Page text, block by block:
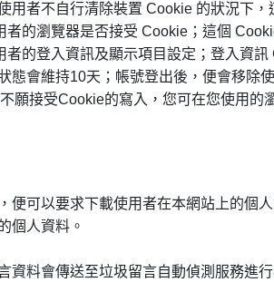
用者不自行清除裝置 Cookie 的狀況下
的瀏覽器是否接受 Cookie；這個
的登入資訊及顯示項目設定；登入資
態會維持10天；帳號登出後，便會移
願接受Cookie的寫入，您可在您使用
便可以要求下載使用者在本網站上的個
個人資料。
資料會傳送至垃圾留言自動偵測服務進行